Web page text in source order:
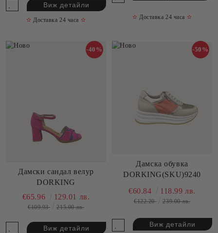
Виж детайли
✫ Доставка 24 часа ✫ ✫ Доставка 24 часа ✫
Дамски сандал велур
DORKING
-40%
€65.96 129.01 лв.
€109.93 215.00 лв.
Виж детайли
Дамска обувка
DORKING(SKU)9240
-50%
€60.84 118.99 лв.
€122.20 239.00 лв.
Виж детайли